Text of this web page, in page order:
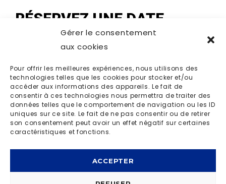
Gérer le consentement
aux cookies
Pour offrir les meilleures expériences, nous utilisons des
technologies telles que les cookies pour stocker et/ou
accéder aux informations des appareils. Le fait de
consentir à ces technologies nous permettra de traiter des
données telles que le comportement de navigation ou les ID
uniques sur ce site. Le fait de ne pas consentir ou de retirer
son consentement peut avoir un effet négatif sur certaines
caractéristiques et fonctions.
ACCEPTER
RÉSERVEZ UNE DATE